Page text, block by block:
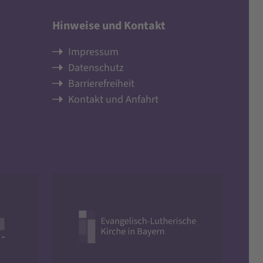
Hinweise und Kontakt
Impressum
Datenschutz
Barrierefreiheit
Kontakt und Anfahrt